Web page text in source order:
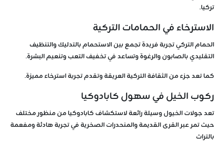
تركيا.
الاسترخاء في الحمامات التركية
الحمام التركي تجربة فريدة تجمع بين الاستحمام بالتدليك والتنظيف
التقليدي بالصابون والرغوة وتساعد في تخفيف التعب وتنعيم البشرة.
كما تعد جزء من الثقافة التركية العريقة وتقدم تجربة استرخاء مميزة.
ركوب الخيل في سهول كابادوكيا
تعد جولات الخيول وسيلة رائعة لاستكشاف كابادوكيا من منظور مختلف
حيث تمر عبر القرى القديمة والمنحدرات الصخرية في تجربة هادئة ومفعمة
بالتراث